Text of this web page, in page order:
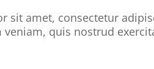
sit amet, consectetur
quis nostrud